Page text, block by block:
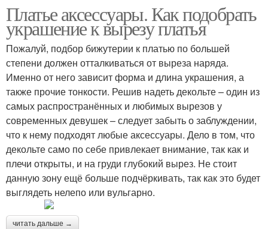
Платье аксессуары. Как подобрать
украшение к вырезу платья
Пожалуй, подбор бижутерии к платью по большей
степени должен отталкиваться от выреза наряда.
Именно от него зависит форма и длина украшения, а
также прочие тонкости. Решив надеть декольте – один из
самых распространённых и любимых вырезов у
современных девушек – следует забыть о заблуждении,
что к нему подходят любые аксессуары. Дело в том, что
декольте само по себе привлекает внимание, так как и
плечи открыты, и на груди глубокий вырез. Не стоит
данную зону ещё больше подчёркивать, так как это будет
выглядеть нелепо или вульгарно.
читать дальше →